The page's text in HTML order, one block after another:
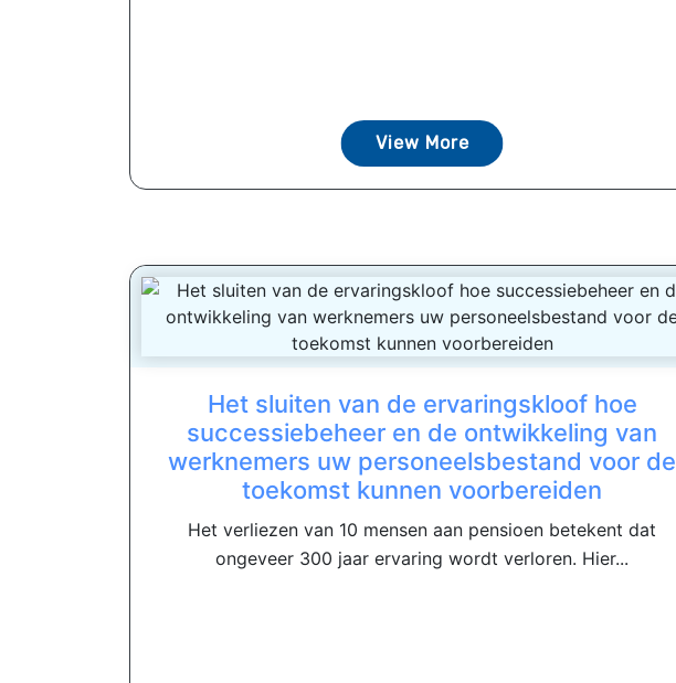
View More
Het sluiten van de ervaringskloof hoe
successiebeheer en de ontwikkeling van
werknemers uw personeelsbestand voor de
toekomst kunnen voorbereiden
Het verliezen van 10 mensen aan pensioen betekent dat
ongeveer 300 jaar ervaring wordt verloren. Hier...